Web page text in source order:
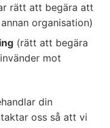
rätt att begära att
organisation)
(rätt att begära
mot
din
oss så att vi